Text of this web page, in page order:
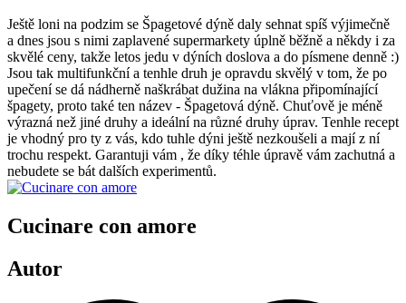
Ještě loni na podzim se Špagetové dýně daly sehnat spíš výjimečně
a dnes jsou s nimi zaplavené supermarkety úplně běžně a někdy i za
skvělé ceny, takže letos jedu v dýních doslova a do písmene denně :)
Jsou tak multifunkční a tenhle druh je opravdu skvělý v tom, že po
upečení se dá nádherně naškrábat dužina na vlákna připomínající
špagety, proto také ten název - Špagetová dýně. Chuťově je méně
výrazná než jiné druhy a ideální na různé druhy úprav. Tenhle recept
je vhodný pro ty z vás, kdo tuhle dýni ještě nezkoušeli a mají z ní
trochu respekt. Garantuji vám , že díky téhle úpravě vám zachutná a
nebudete se bát dalších experimentů.
Cucinare con amore
Autor